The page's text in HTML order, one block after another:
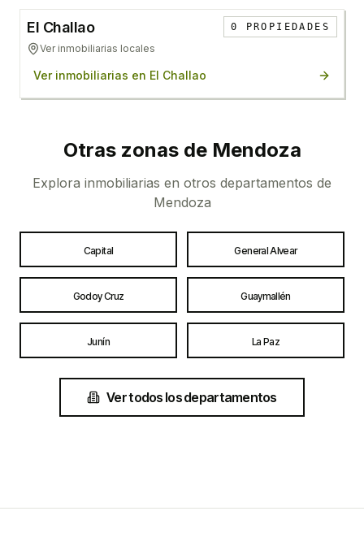
El Challao
Ver inmobiliarias locales
0 PROPIEDADES
Ver inmobiliarias en El Challao
Otras zonas de Mendoza
Explora inmobiliarias en otros departamentos de
Mendoza
Capital General Alvear
Godoy Cruz Guaymallén
Junín La Paz
Ver todos los departamentos